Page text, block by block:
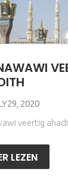
2020
veertig
LEZEN